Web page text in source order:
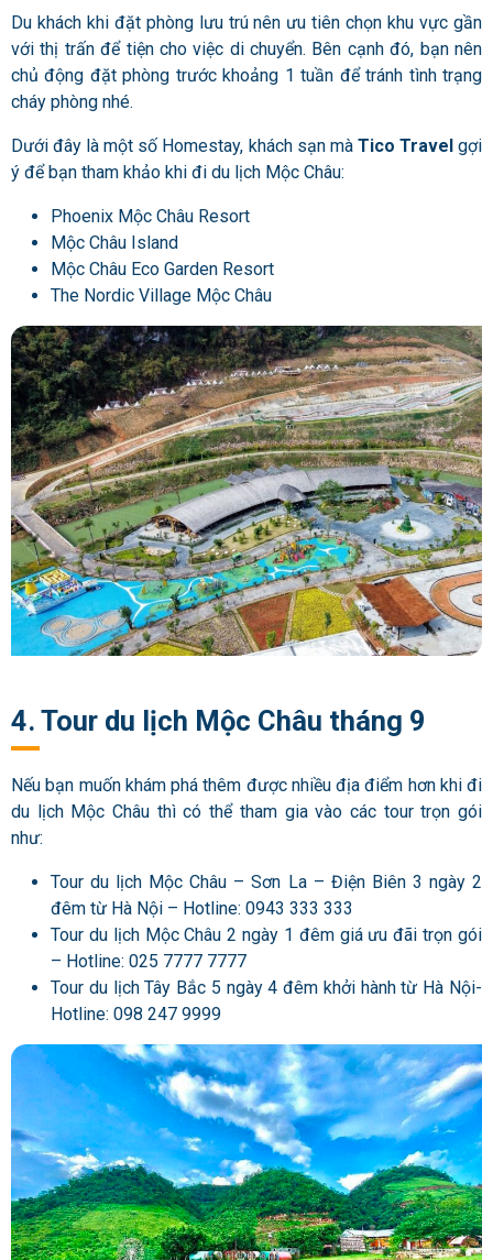
Du khách khi đặt phòng lưu trú nên ưu tiên chọn khu vực gần
với thị trấn để tiện cho việc di chuyển. Bên cạnh đó, bạn nên
chủ động đặt phòng trước khoảng 1 tuần để tránh tình trạng
cháy phòng nhé.
Dưới đây là một số Homestay, khách sạn mà Tico Travelgợi
ý để bạn tham khảo khi đi du lịch Mộc Châu:
Phoenix Mộc Châu Resort
Mộc Châu Island
Mộc Châu Eco Garden Resort
The Nordic Village Mộc Châu
4. Tour du lịch Mộc Châu tháng 9
Nếu bạn muốn khám phá thêm được nhiều địa điểm hơn khi đi
du lịch Mộc Châu thì có thể tham gia vào các tour trọn gói
như:
Tour du lịch Mộc Châu – Sơn La – Điện Biên 3 ngày 2
đêm từ Hà Nội – Hotline: 0943 333 333
Tour du lịch Mộc Châu 2 ngày 1 đêm giá ưu đãi trọn gói
– Hotline: 025 7777 7777
Tour du lịch Tây Bắc 5 ngày 4 đêm khởi hành từ Hà Nội-
Hotline: 098 247 9999